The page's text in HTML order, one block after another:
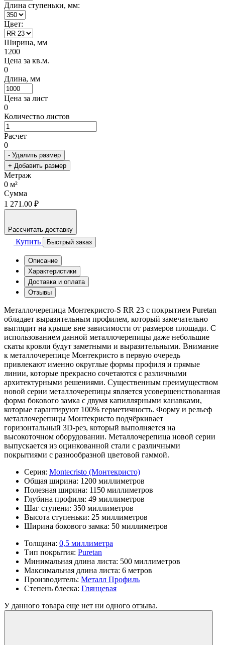
Длина ступеньки, мм:
Цвет:
Ширина, мм
1200
Цена за кв.м.
0
Длина, мм
Цена за лист
0
Количество листов
Расчет
0
- Удалить размер
+ Добавить размер
Метраж
0 м²
Сумма
1 271.00 ₽
Рассчитать доставку
Купить Быстрый заказ
Описание
Характеристики
Доставка и оплата
Отзывы
Металлочерепица Монтекристо-S RR 23 с покрытием Puretan
обладает выразительным профилем, который замечательно
выглядит на крыше вне зависимости от размеров площади. С
использованием данной металлочерепицы даже небольшие
скаты кровли будут заметными и выразительными. Внимание
к металлочерепице Монтекристо в первую очередь
привлекают именно округлые формы профиля и прямые
линии, которые прекрасно сочетаются с различными
архитектурными решениями. Существенным преимуществом
новой серии металлочерепицы является усовершенствованная
форма бокового замка с двумя капиллярными канавками,
которые гарантируют 100% герметичность. Форму и рельеф
металлочерепицы Монтекристо подчёркивает
горизонтальный 3D-рез, который выполняется на
высокоточном оборудовании. Металлочерепица новой серии
выпускается из оцинкованной стали с различными
покрытиями с разнообразной цветовой гаммой.
Серия: Montecristo (Монтекристо)
Общая ширина: 1200 миллиметров
Полезная ширина: 1150 миллиметров
Глубина профиля: 49 миллиметров
Шаг ступени: 350 миллиметров
Высота ступеньки: 25 миллиметров
Ширина бокового замка: 50 миллиметров
Толщина: 0,5 миллиметра
Тип покрытия: Puretan
Минимальная длина листа: 500 миллиметров
Максимальная длина листа: 6 метров
Производитель: Металл Профиль
Степень блеска: Глянцевая
У данного товара еще нет ни одного отзыва.